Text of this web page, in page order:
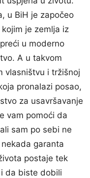
u BiH je započeo
je zemlja iz
u moderno
A u takvom
vlasništvu i tržišnoj
pronalazi posao,
za usavršavanje
vam pomoći da
sam po sebi ne
garanta
postaje tek
da biste dobili